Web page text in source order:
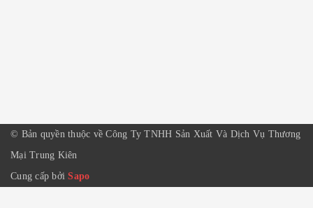
© Bản quyền thuộc về Công Ty TNHH Sản Xuất Và Dịch Vụ Thương
Mại Trung Kiên
Cung cấp bởiSapo